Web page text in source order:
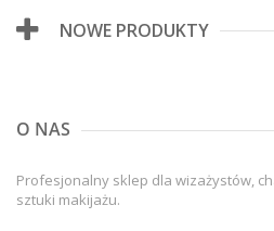
NOWE PRODUKTY
O NAS
Profesjonalny sklep dla wizażystów,
sztuki makijażu.